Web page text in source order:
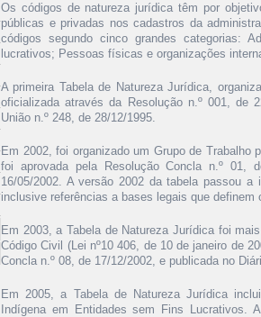
Os códigos de natureza jurídica têm por
públicas e privadas nos cadastros da
códigos segundo cinco grandes categorias:
lucrativos; Pessoas físicas e organizações
A primeira Tabela de Natureza Jurídica,
oficializada através da Resolução n.º 001, de
União n.º 248, de 28/12/1995.
Em 2002, foi organizado um Grupo de Trabalho
foi aprovada pela Resolução Concla n.º 01,
16/05/2002. A versão 2002 da tabela passou
inclusive referências a bases legais que definem
Em 2003, a Tabela de Natureza Jurídica foi
Código Civil (Lei nº10 406, de 10 de janeiro de
Concla n.º 08, de 17/12/2002, e publicada no
Em 2005, a Tabela de Natureza Jurídica
Indígena em Entidades sem Fins Lucrativos.